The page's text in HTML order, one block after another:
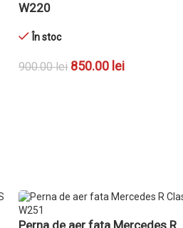
W220
În stoc
900.00lei 850.00 lei